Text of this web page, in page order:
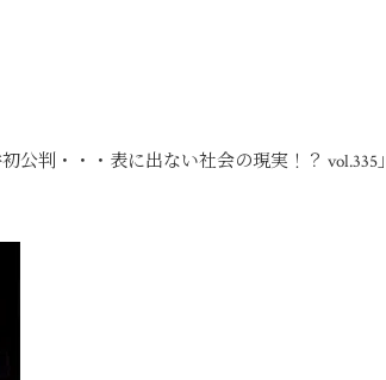
判・・・表に出ない社会の現実！？ vol.335」